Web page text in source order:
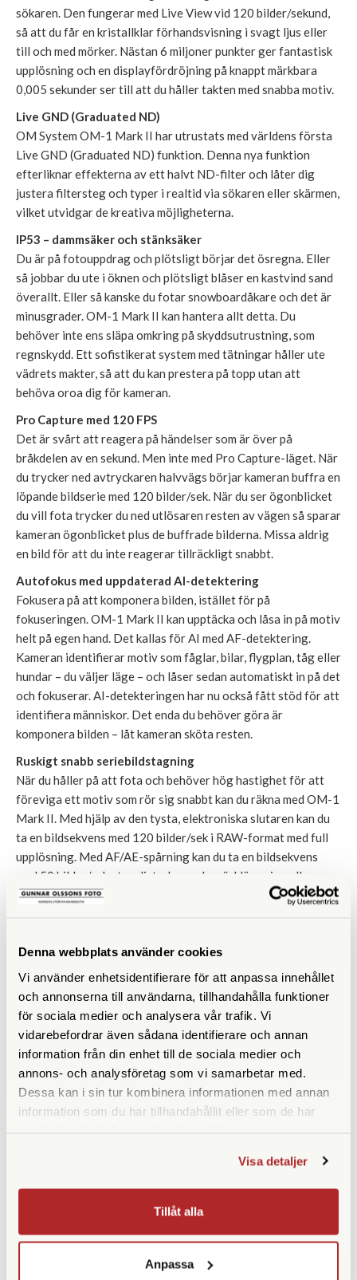
Denna webbplats använder cookies
Vi använder enhetsidentifierare för att anpassa innehållet
och annonserna till användarna, tillhandahålla funktioner
för sociala medier och analysera vår trafik. Vi
vidarebefordrar även sådana identifierare och annan
information från din enhet till de sociala medier och
annons- och analysföretag som vi samarbetar med.
Dessa kan i sin tur kombinera informationen med annan
information som du har tillhandahållit eller som de har
Visa detaljer
Tillåt alla
Anpassa
sökaren. Den fungerar med Live View vid 120 bilder/sekund,
så att du får en kristallklar förhandsvisning i svagt ljus eller
till och med mörker. Nästan 6 miljoner punkter ger fantastisk
upplösning och en displayfördröjning på knappt märkbara
0,005 sekunder ser till att du håller takten med snabba motiv.
Live GND (Graduated ND)
OM System OM-1 Mark II har utrustats med världens första
Live GND (Graduated ND) funktion. Denna nya funktion
efterliknar effekterna av ett halvt ND-filter och låter dig
justera filtersteg och typer i realtid via sökaren eller skärmen,
vilket utvidgar de kreativa möjligheterna.
IP53 – dammsäker och stänksäker
Du är på fotouppdrag och plötsligt börjar det ösregna. Eller
så jobbar du ute i öknen och plötsligt blåser en kastvind sand
överallt. Eller så kanske du fotar snowboardåkare och det är
minusgrader. OM-1 Mark II kan hantera allt detta. Du
behöver inte ens släpa omkring på skyddsutrustning, som
regnskydd. Ett sofistikerat system med tätningar håller ute
vädrets makter, så att du kan prestera på topp utan att
behöva oroa dig för kameran.
Pro Capture med 120 FPS
Det är svårt att reagera på händelser som är över på
bråkdelen av en sekund. Men inte med Pro Capture-läget. När
du trycker ned avtryckaren halvvägs börjar kameran buffra en
löpande bildserie med 120 bilder/sek. När du ser ögonblicket
du vill fota trycker du ned utlösaren resten av vägen så sparar
kameran ögonblicket plus de buffrade bilderna. Missa aldrig
en bild för att du inte reagerar tillräckligt snabbt.
Autofokus med uppdaterad AI-detektering
Fokusera på att komponera bilden, istället för på
fokuseringen. OM-1 Mark II kan upptäcka och låsa in på motiv
helt på egen hand. Det kallas för AI med AF-detektering.
Kameran identifierar motiv som fåglar, bilar, flygplan, tåg eller
hundar – du väljer läge – och låser sedan automatiskt in på det
och fokuserar. AI-detekteringen har nu också fått stöd för att
identifiera människor. Det enda du behöver göra är
komponera bilden – låt kameran sköta resten.
Ruskigt snabb seriebildstagning
När du håller på att fota och behöver hög hastighet för att
föreviga ett motiv som rör sig snabbt kan du räkna med OM-1
Mark II. Med hjälp av den tysta, elektroniska slutaren kan du
ta en bildsekvens med 120 bilder/sek i RAW-format med full
upplösning. Med AF/AE-spårning kan du ta en bildsekvens
med 50 bilder/sek utan distraherande mörkläggning eller
displayfördröjning. Du vet alltid exakt vad du fotar.
Kameran har Om Systems senaste laddningsbara
litiumjonbatteri, BLX-1, som låter dig ta 520 bilder på en
laddning. Du kan även fortsätta använda kameran medan
batterierna laddas via USB-C-kabeln, så att du inte behöver
sluta jobba. Med batteriladdaren BCX-1 (säljs separat) kan du
ladda två batterier samtidigt.
OM Systems kostnadsfria app för smarta enheter heter
till sociala medier och fjärrstyra kameran på distans.
LIKNANDE PRODUKTER